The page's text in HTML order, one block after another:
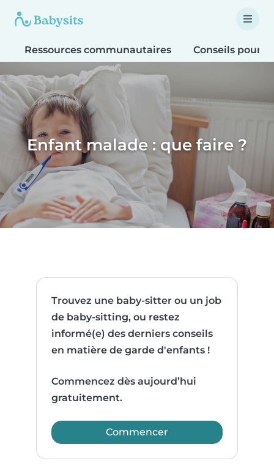
Ressources communautaires Conseils pour
Enfant malade : que faire ?
Trouvez une baby-sitter ou un job
de baby-sitting, ou restez
informé(e) des derniers conseils
en matière de garde d'enfants !
Commencez dès aujourd’hui
gratuitement.
Commencer